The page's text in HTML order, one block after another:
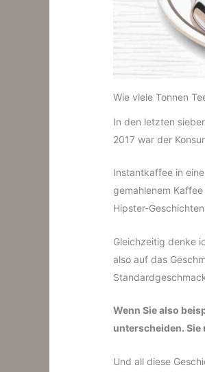
Wie viele Tonnen
In den letzten
2017 war der
Instantkaffee in
gemahlenem
Hipster-
Gleichzeitig denke
also auf das
Wenn Sie also
unterscheiden. Sie
Und all diese